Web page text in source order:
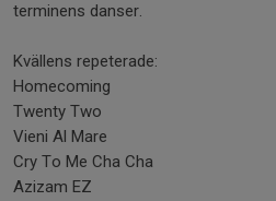
terminens danser.
Kvällens repeterade:
Homecoming
Twenty Two
Vieni Al Mare
Cry To Me Cha Cha
Azizam EZ